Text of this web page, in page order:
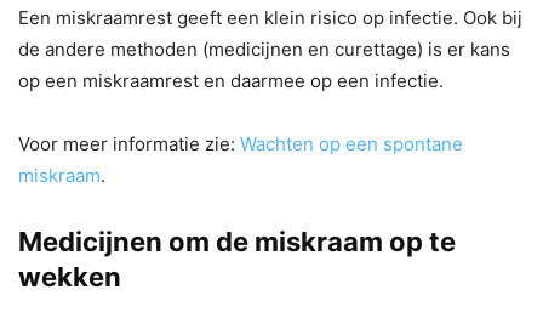
Een miskraamrest geeft een klein risico op infectie. Ook bij
de andere methoden (medicijnen en curettage) is er kans
op een miskraamrest en daarmee op een infectie.
Voor meer informatie zie: Wachten op een spontane
miskraam.
Medicijnen om de miskraam op te
wekken